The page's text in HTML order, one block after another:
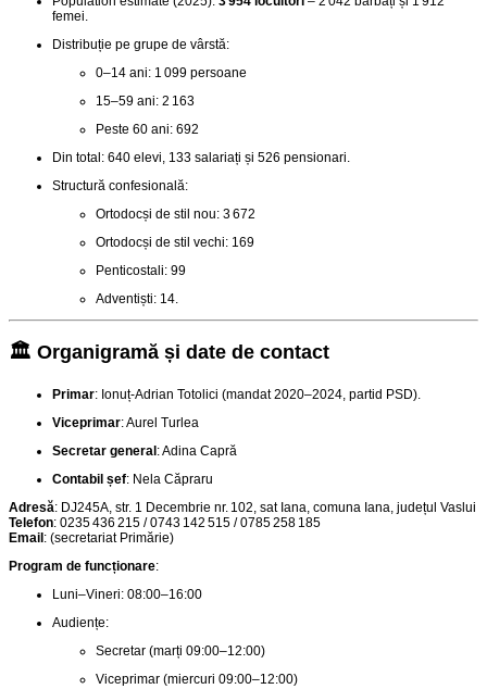
femei.
Distribuție pe grupe de vârstă:
0–14 ani: 1 099 persoane
15–59 ani: 2 163
Peste 60 ani: 692
Din total: 640 elevi, 133 salariați și 526 pensionari.
Structură confesională:
Ortodocși de stil nou: 3 672
Ortodocși de stil vechi: 169
Penticostali: 99
Adventiști: 14.
🏛️ Organigramă și date de contact
Primar: Ionuț‑Adrian Totolici (mandat 2020–2024, partid PSD).
Viceprimar: Aurel Turlea
Secretar general : Adina Capră
Contabil șef: Nela Căpraru
Adresă: DJ245A, str. 1 Decembrie nr. 102, sat Iana, comuna Iana, județul Vaslui
Telefon: 0235 436 215 / 0743 142 515 / 0785 258 185
Email : (secretariat Primărie)
Program de funcționare:
Luni–Vineri: 08:00–16:00
Audiențe:
Secretar (marți 09:00–12:00)
Viceprimar (miercuri 09:00–12:00)